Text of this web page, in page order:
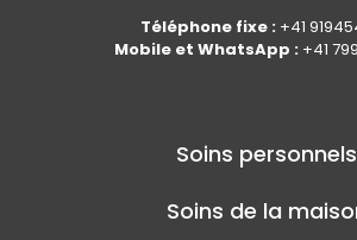
Téléphone fixe : +41
Mobile et WhatsApp : +41
Soins personnels
Soins de la